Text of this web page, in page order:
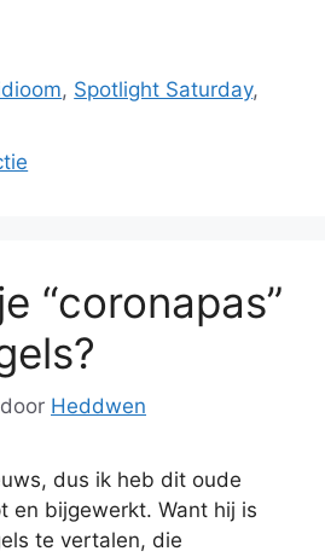
, Spotlight Saturday,
“coronapas”
door Heddwen
dus ik heb dit oude
en bijgewerkt. Want hij is
te vertalen, die